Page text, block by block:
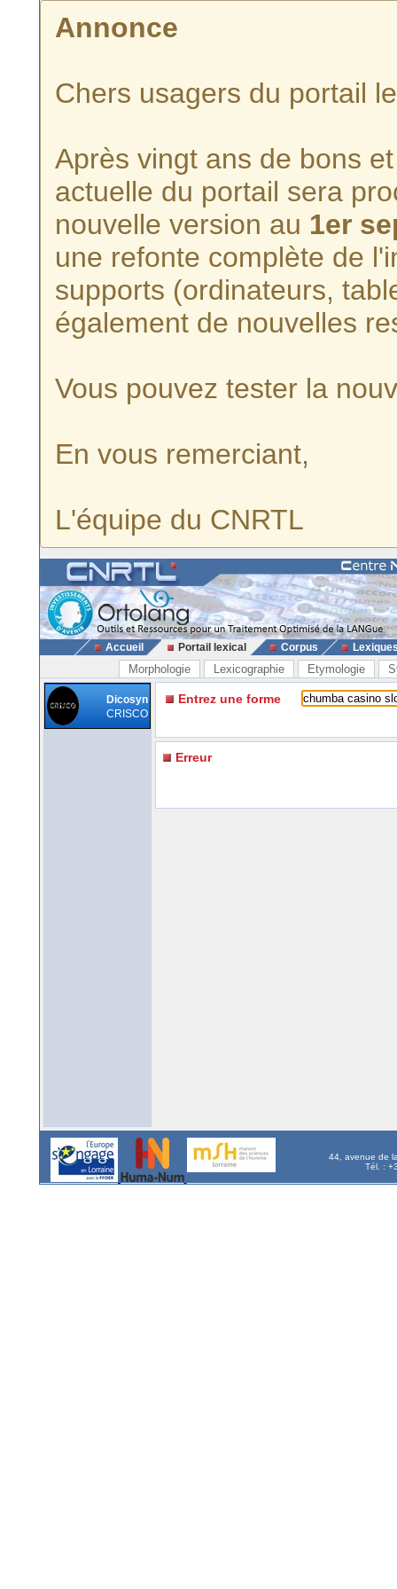
Annonce
Chers usagers du portail
Après vingt ans de bons
actuelle du portail sera
nouvelle version au 1er
une refonte complète de
supports (ordinateurs,
également de nouvelles
Vous pouvez tester la
En vous remerciant,
L'équipe du CNRTL
Accueil Portail lexical Corpus
Morphologie Lexicographie Etymologie
Dicosyn
CRISCO
Entrez une forme
Erreur
44, avenue de
Tél. :